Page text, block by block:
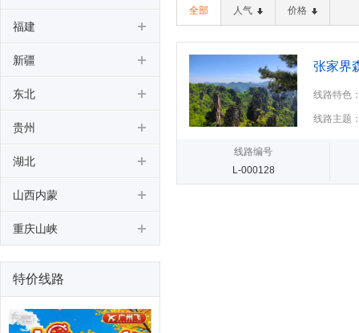
全部 人气 价格
张家界
线路特色
线路主题
线路编号
L-000128
福建
新疆
东北
贵州
湖北
山西内蒙
重庆山峡
特价线路